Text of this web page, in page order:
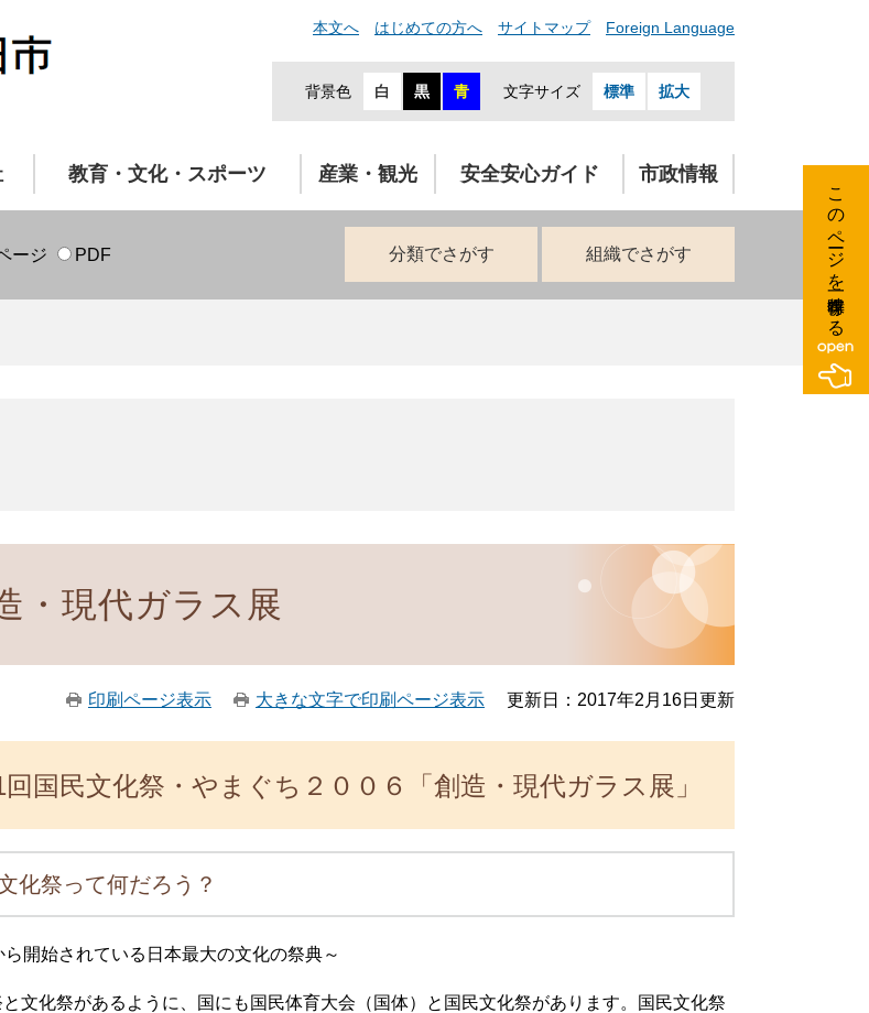
本文へ はじめての方へ サイトマップ Foreign Language
背景色 白 黒 青 文字サイズ 標準 拡大
教育・文化・スポーツ 産業・観光 安全安心ガイド 市政情報
ージ PDF 分類でさがす 組織でさがす
・現代ガラス展
印刷ページ表示 大きな文字で印刷ページ表示 更新日：2017年2月16日更新
回国民文化祭・やまぐち２００６「創造・現代ガラス展」
化祭って何だろう？
ら開始されている日本最大の文化の祭典～
文化祭があるように、国にも国民体育大会（国体）と国民文化祭があります。国民文化祭
このページを一時保存する